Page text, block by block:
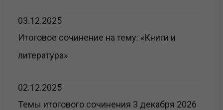
03.12.2025
Итоговое сочинение на тему: «Книги и
литература»
02.12.2025
Темы итогового сочинения 3 декабря 2026